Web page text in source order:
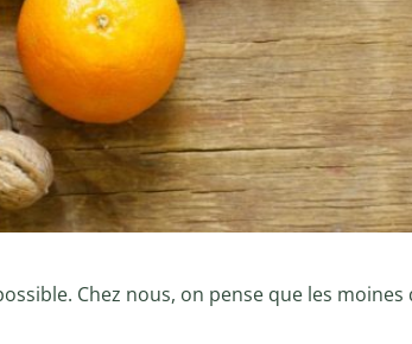
Chez nous, on pense que les